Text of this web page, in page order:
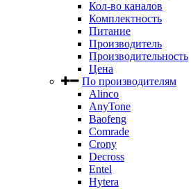
Кол-во каналов
Комплектность
Питание
Производитель
Производительность
Цена
По производителям
Alinco
AnyTone
Baofeng
Comrade
Crony
Decross
Entel
Hytera